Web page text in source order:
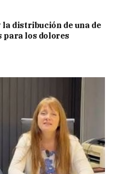
distribución de una de
para los dolores